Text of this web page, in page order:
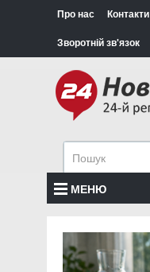
Про нас Контакти
Зворотній зв'язок
МЕНЮ